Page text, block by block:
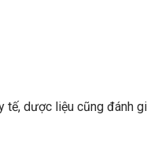
tế, dược liệu cũng đánh